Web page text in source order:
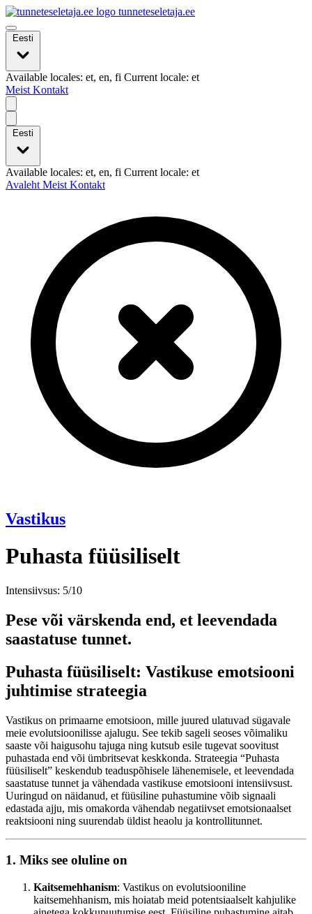
tunneteseletaja.ee
Eesti
Available locales: et, en, fi Current locale: et
Meist Kontakt
Eesti
Available locales: et, en, fi Current locale: et
Avaleht Meist Kontakt
Vastikus
Puhasta füüsiliselt
Intensiivsus: 5/10
Pese või värskenda end, et leevendada
saastatuse tunnet.
Puhasta füüsiliselt: Vastikuse emotsiooni
juhtimise strateegia
Vastikus on primaarne emotsioon, mille juured ulatuvad sügavale
meie evolutsioonilisse ajalugu. See tekib sageli seoses võimaliku
saaste või haigusohu tajuga ning kutsub esile tugevat soovitust
puhastada end või ümbritsevat keskkonda. Strateegia “Puhasta
füüsiliselt” keskendub teaduspõhisele lähenemisele, et leevendada
saastatuse tunnet ja vähendada vastikuse emotsiooni intensiivsust.
Uuringud on näidanud, et füüsiline puhastumine võib signaali
edastada ajju, mis omakorda vähendab negatiivset emotsionaalset
reaktsiooni ning suurendab üldist heaolu ja kontrollitunnet.
1. Miks see oluline on
Kaitsemehhanism: Vastikus on evolutsiooniline
kaitsemehhanism, mis hoiatab meid potentsiaalselt kahjulike